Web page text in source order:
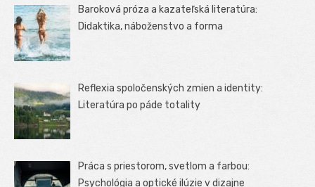
Baroková próza a kazateľská literatúra:
Didaktika, náboženstvo a forma
Reflexia spoločenských zmien a identity:
Literatúra po páde totality
Práca s priestorom, svetlom a farbou:
Psychológia a optické ilúzie v dizajne